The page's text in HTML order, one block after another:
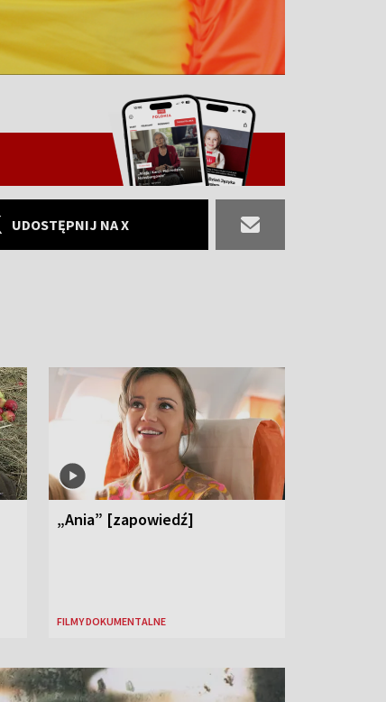
UDOSTĘPNIJ NA X
„Ania” [zapowiedź]
FILMY DOKUMENTALNE